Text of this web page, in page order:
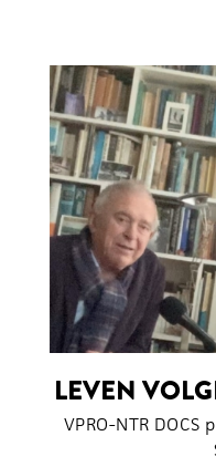
LEVEN
VPRO-NTR